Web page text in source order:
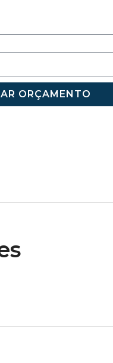
ORÇAMENTO